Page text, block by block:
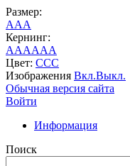
Размер:
AAA
Кернинг:
AAAAAA
Цвет: CCC
Изображения Вкл.Выкл.
Обычная версия сайта
Войти
Информация
Поиск